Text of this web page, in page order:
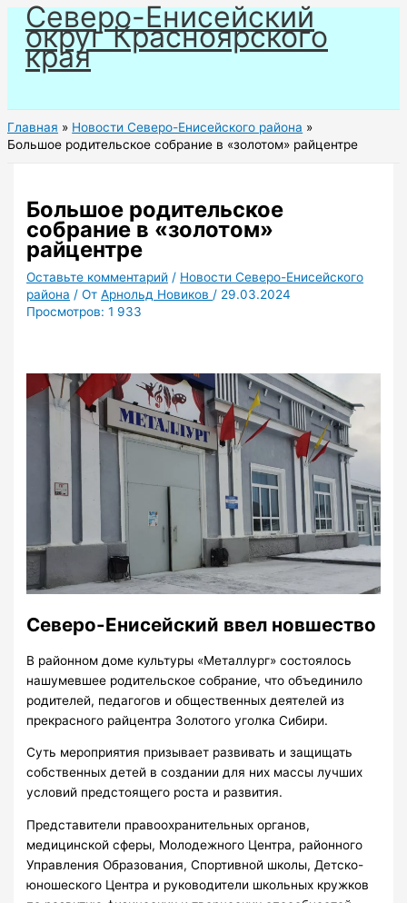
Перейти
содержимому
Северо-Енисейский
округ Красноярского
края
Главная
Новости Северо-Енисейского района
Большое родительское собрание в «золотом» райцентре
Большое родительское
собрание в «золотом»
райцентре
Оставьте комментарий / Новости Северо-Енисейского
района / ОтАрнольд Новиков / 29.03.2024
Просмотров: 1 933
Северо-Енисейский ввел новшество
В районном доме культуры «Металлург» состоялось
нашумевшее родительское собрание, что объединило
родителей, педагогов и общественных деятелей из
прекрасного райцентра Золотого уголка Сибири.
Суть мероприятия призывает развивать и защищать
собственных детей в создании для них массы лучших
условий предстоящего роста и развития.
Представители правоохранительных органов,
медицинской сферы, Молодежного Центра, районного
Управления Образования, Спортивной школы, Детско-
юношеского Центра и руководители школьных кружков